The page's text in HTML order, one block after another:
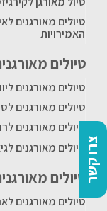
צרו קשר
טיולים מאורגנים
האמירויות
טיולים
טיולים מאורגנים
טיולים מאורגנים
טיולים מאורגנים
טיולים מאורגנים
טיולים
טיולים מאורגנים